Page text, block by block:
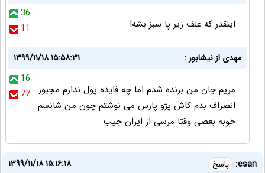
36
11
اینقدر که علف زیر پا سبز بشه!
مهدی از نیشابور :
۱۳۹۹/۱۱/۱۸ ۱۵:۵۸:۳۱
16
77
مریم جان من برنده شدم اما چه فایده پول ندارم مجبور
انصراف بدم کاش پژو پارس می نوشتم چون من شانسم
خوبه بعضی وقتا مرسی از ایران جیب
esan: پاسخ
۱۳۹۹/۱۱/۱۸ ۱۵:۱۶:۱۸